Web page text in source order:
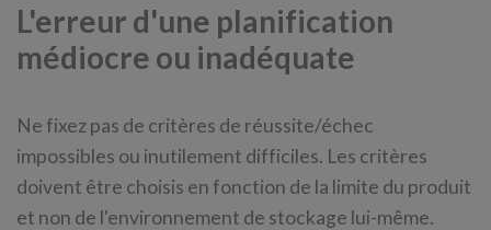
L'erreur d'une planification
médiocre ou inadéquate
Ne fixez pas de critères de réussite/échec
impossibles ou inutilement difficiles. Les critères
doivent être choisis en fonction de la limite du produit
et non de l'environnement de stockage lui-même.